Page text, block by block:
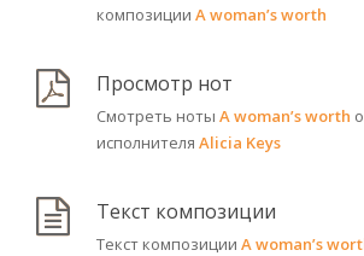
композиции A woman’s worth
Просмотр нот
Смотреть ноты A woman’s worth
исполнителя Alicia Keys
Текст композиции
Текст композиции A woman’s